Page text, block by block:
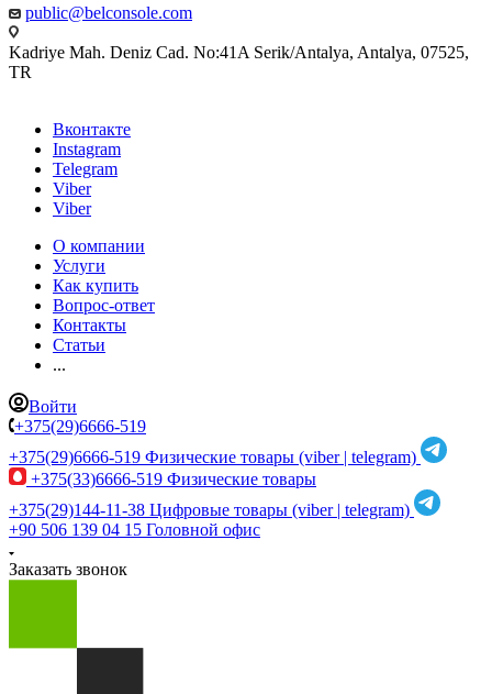
public@belconsole.com
Kadriye Mah. Deniz Cad. No:41A Serik/Antalya, Antalya, 07525,
TR
Вконтакте
Instagram
Telegram
Viber
Viber
О компании
Услуги
Как купить
Вопрос-ответ
Контакты
Статьи
...
Войти
+375(29)6666-519
+375(29)6666-519 Физические товары (viber | telegram)
+375(33)6666-519 Физические товары
+375(29)144-11-38 Цифровые товары (viber | telegram)
+90 506 139 04 15 Головной офис
Заказать звонок